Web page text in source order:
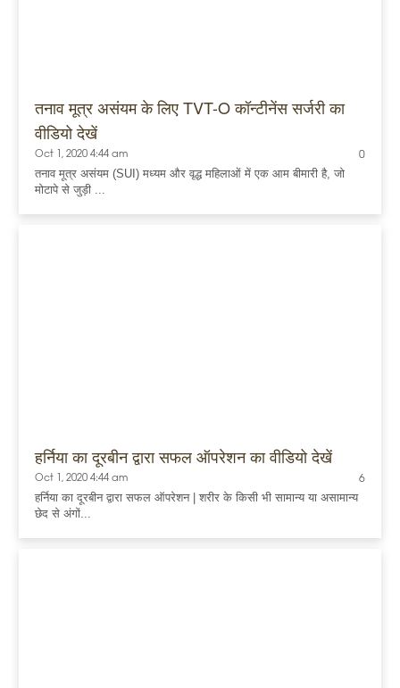
तनाव मूत्र असंयम के लिए TVT-O कॉन्टीनेंस सर्जरी का
वीडियो देखें
Oct 1, 2020 4:44 am 0
तनाव मूत्र असंयम (SUI) मध्यम और वृद्ध महिलाओं में एक आम बीमारी है, जो
मोटापे से जुड़ी ...
हर्निया का दूरबीन द्वारा सफल ऑपरेशन का वीडियो देखें
Oct 1, 2020 4:44 am 6
हर्निया का दूरबीन द्वारा सफल ऑपरेशन | शरीर के किसी भी सामान्य या असामान्य
छेद से अंगों...